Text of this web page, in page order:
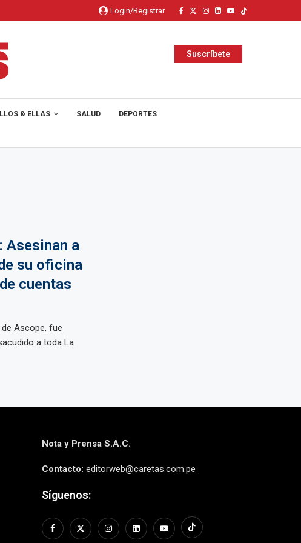
Login/Registrar
Suscríbete
& ELLAS SALUD DEPORTES
Asesinan a
su oficina
cuentas
Ascope, fue
a toda La
Nota y Prensa S.A.C.
Contacto: editorweb@caretas.com.pe
Síguenos: